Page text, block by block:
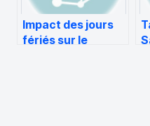
Impact des jours
fériés sur le